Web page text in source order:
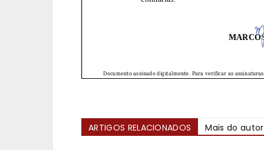
ARTIGOS RELACIONADOS Mais do autor